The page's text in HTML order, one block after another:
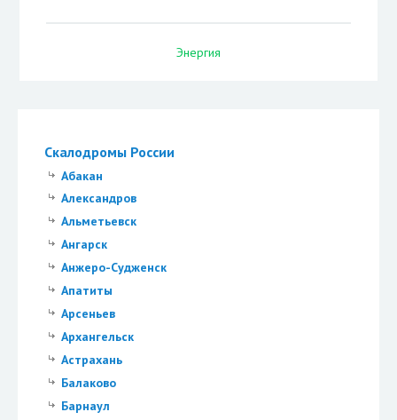
Скалодромы России
Абакан
Александров
Альметьевск
Ангарск
Анжеро-Судженск
Апатиты
Арсеньев
Архангельск
Астрахань
Балаково
Барнаул
Энергия